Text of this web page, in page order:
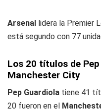
Arsenal lidera la Premier
está segundo con 77
Los 20 títulos de
Manchester City
Pep Guardiola tiene 41
20 fueron en el